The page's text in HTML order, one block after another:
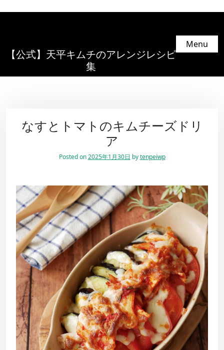
【公式】天平キムチのアレンジレシピ
集
Menu
なすとトマトのキムチーズドリ
ア
Posted on2025年1月30日 bytenpeiwp